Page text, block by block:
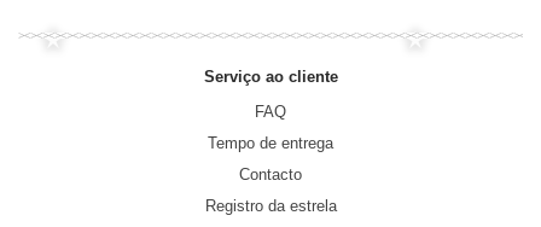
Serviço ao cliente
FAQ
Tempo de entrega
Contacto
Registro da estrela